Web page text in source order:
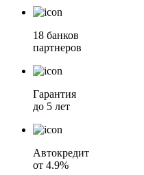
18 банков
партнеров
Гарантия
до 5 лет
Автокредит
от 4.9%